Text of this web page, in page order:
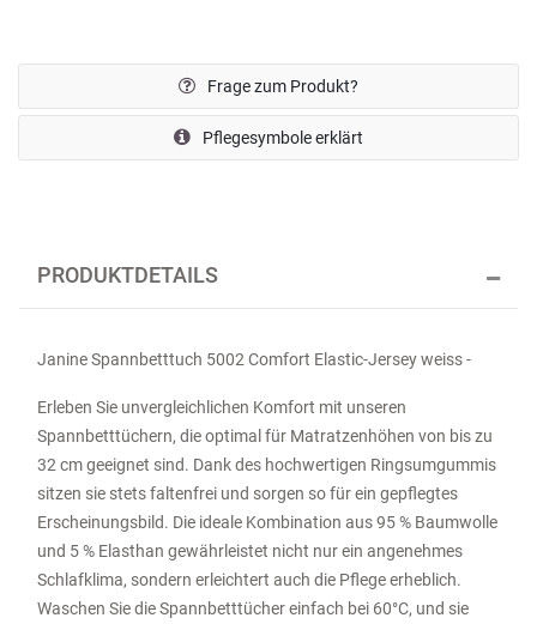
Frage zum Produkt?
Pflegesymbole erklärt
PRODUKTDETAILS
Janine Spannbetttuch 5002 Comfort Elastic-Jersey weiss -
Erleben Sie unvergleichlichen Komfort mit unseren
Spannbetttüchern, die optimal für Matratzenhöhen von bis zu
32 cm geeignet sind. Dank des hochwertigen Ringsumgummis
sitzen sie stets faltenfrei und sorgen so für ein gepflegtes
Erscheinungsbild. Die ideale Kombination aus 95 % Baumwolle
und 5 % Elasthan gewährleistet nicht nur ein angenehmes
Schlafklima, sondern erleichtert auch die Pflege erheblich.
Waschen Sie die Spannbetttücher einfach bei 60°C, und sie